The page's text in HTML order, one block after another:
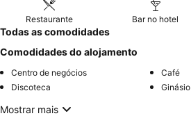
Restaurante Bar no hotel
Todas as comodidades
Comodidades do alojamento
Centro de negócios
Café
Discoteca
Ginásio
Mostrar mais